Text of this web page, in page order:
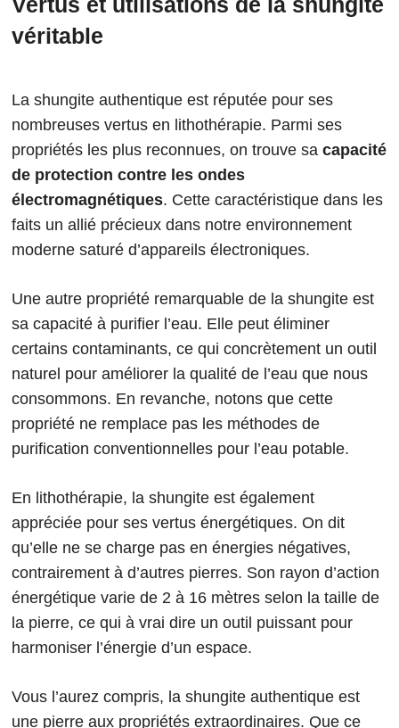
véritable
La shungite authentique est réputée pour ses
nombreuses vertus en lithothérapie. Parmi ses
propriétés les plus reconnues, on trouve sa capacité
de protection contre les ondes
électromagnétiques. Cette caractéristique dans les
faits un allié précieux dans notre environnement
moderne saturé d’appareils électroniques.
Une autre propriété remarquable de la shungite est
sa capacité à purifier l’eau. Elle peut éliminer
certains contaminants, ce qui concrètement un outil
naturel pour améliorer la qualité de l’eau que nous
consommons. En revanche, notons que cette
propriété ne remplace pas les méthodes de
purification conventionnelles pour l’eau potable.
En lithothérapie, la shungite est également
appréciée pour ses vertus énergétiques. On dit
qu’elle ne se charge pas en énergies négatives,
contrairement à d’autres pierres. Son rayon d’action
énergétique varie de 2 à 16 mètres selon la taille de
la pierre, ce qui à vrai dire un outil puissant pour
harmoniser l’énergie d’un espace.
Vous l’aurez compris, la shungite authentique est
une pierre aux propriétés extraordinaires. Que ce